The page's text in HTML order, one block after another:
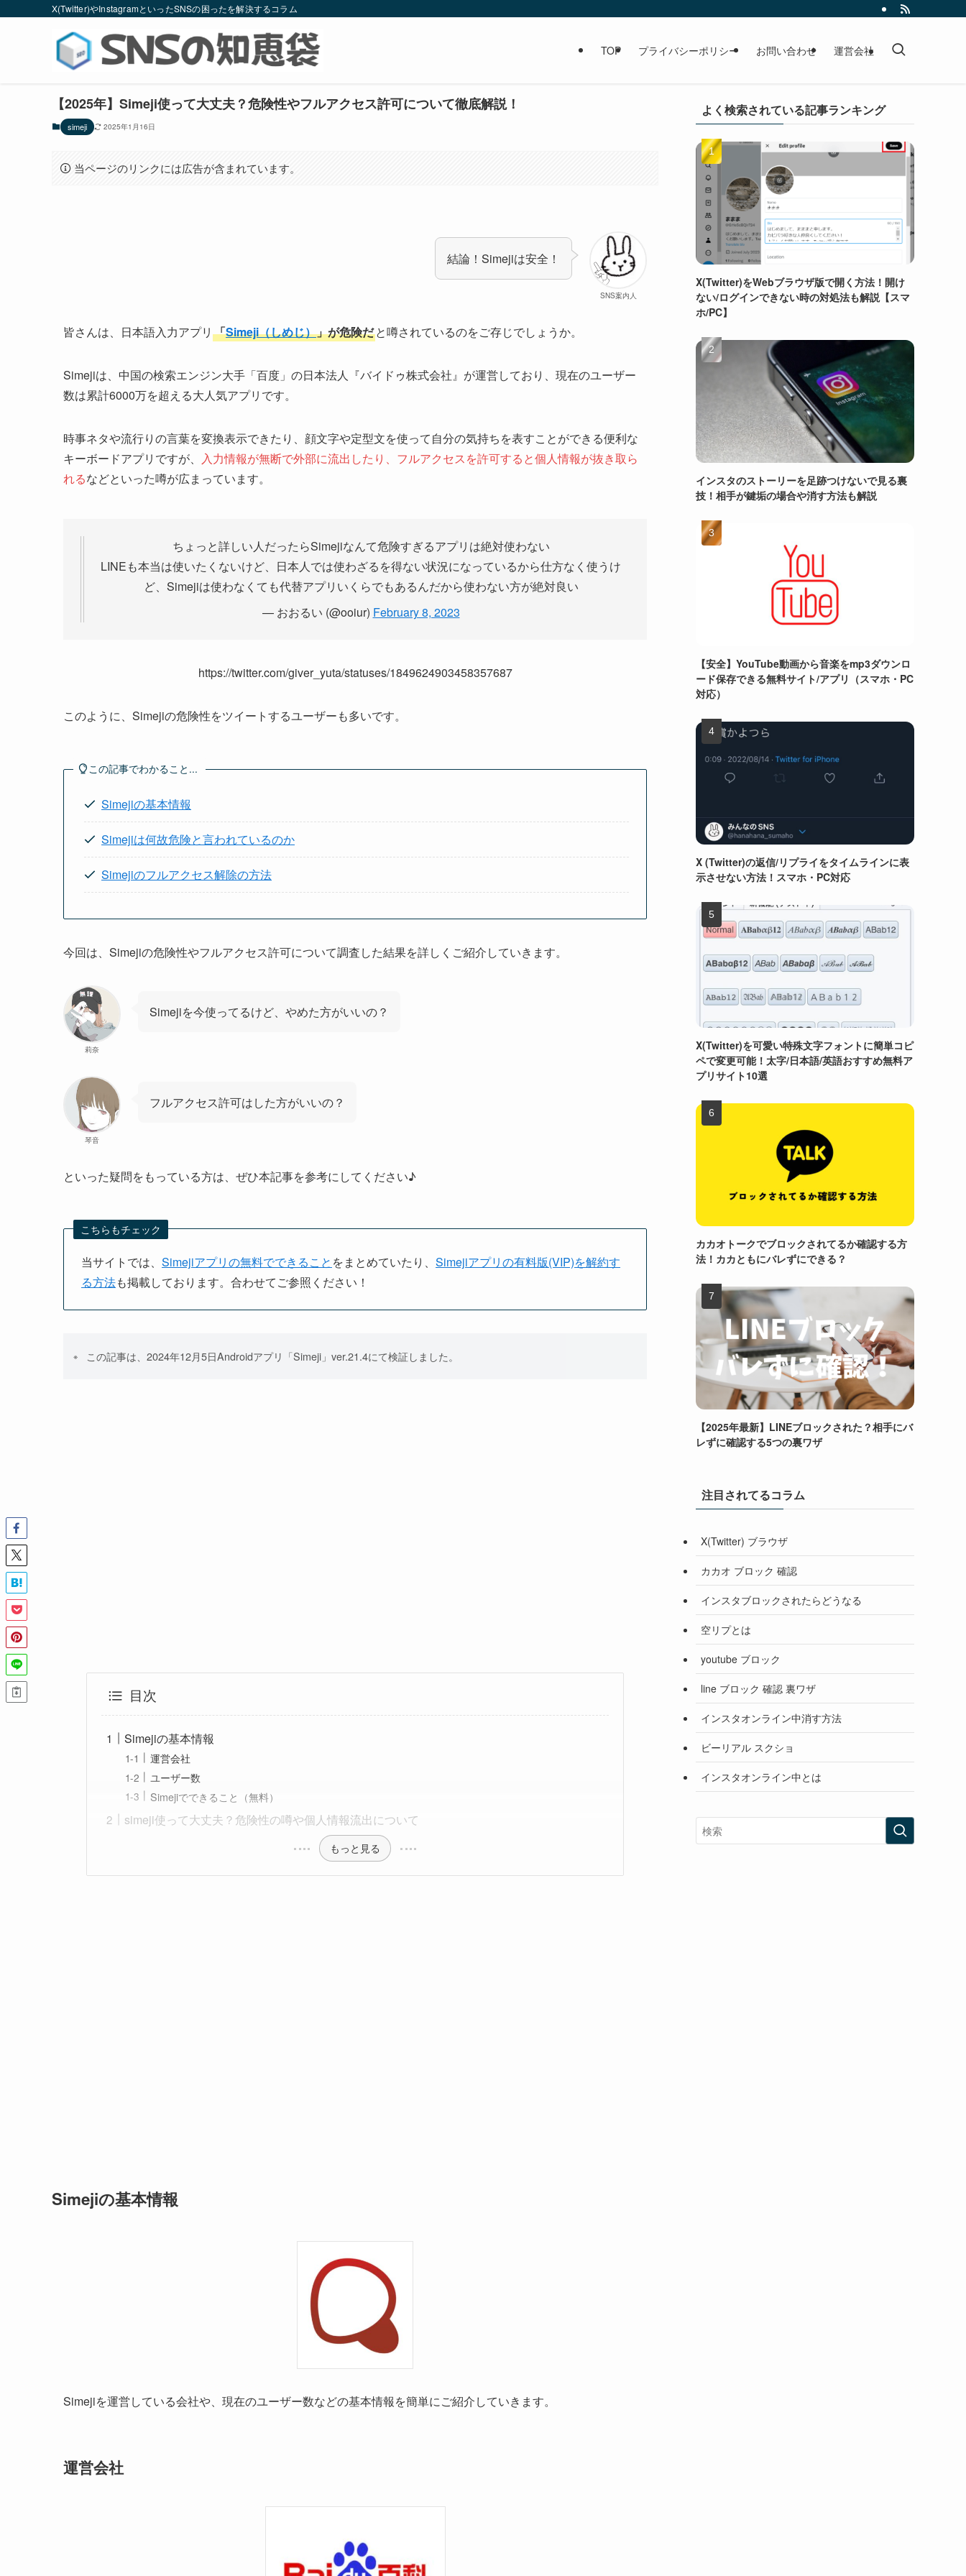
X(Twitter)やInstagramといったSNSの困ったを解決するコラム
TOP プライバシーポリシー お問い合わせ 運営会社
【2025年】Simeji使って大丈夫？危険性やフルアクセス許可について徹底解説！
simeji 2025年1月16日
当ページのリンクには広告が含まれています。
SNS案内人
結論！Simejiは安全！
皆さんは、日本語入力アプリ 「Simeji（しめじ）」が危険だと噂されているのをご存じでしょうか。
Simejiは、中国の検索エンジン大手「百度」の日本法人『バイドゥ株式会社』が運営しており、現在のユーザー
数は累計6000万を超える大人気アプリです。
時事ネタや流行りの言葉を変換表示できたり、顔文字や定型文を使って自分の気持ちを表すことができる便利な
キーボードアプリですが、 入力情報が無断で外部に流出したり、フルアクセスを許可すると個人情報が抜き取ら
れるなどといった噂が広まっています。
ちょっと詳しい人だったらSimejiなんて危険すぎるアプリは絶対使わない
LINEも本当は使いたくないけど、日本人では使わざるを得ない状況になっているから仕方なく使うけ
ど、Simejiは使わなくても代替アプリいくらでもあるんだから使わない方が絶対良い
— おおるい (@ooiur) February 8, 2023
https://twitter.com/giver_yuta/statuses/1849624903458357687
このように、Simejiの危険性をツイートするユーザーも多いです。
この記事でわかること...
Simejiの基本情報
Simejiは何故危険と言われているのか
Simejiのフルアクセス解除の方法
今回は、Simejiの危険性やフルアクセス許可について調査した結果を詳しくご紹介していきます。
莉奈
Simejiを今使ってるけど、やめた方がいいの？
琴音
フルアクセス許可はした方がいいの？
といった疑問をもっている方は、ぜひ本記事を参考にしてください♪
こちらもチェック
当サイトでは、 Simejiアプリの無料でできること をまとめていたり、 Simejiアプリの有料版(VIP)を解約す
る方法 も掲載しております。合わせてご参照ください！
この記事は、2024年12月5日Androidアプリ「Simeji」ver.21.4にて検証しました。
目次
Simejiの基本情報
運営会社
Simejiでできること（無料）
simeji使って大丈夫？危険性の噂や個人情報流出について
もっと見る
Simejiの基本情報
Simejiを運営している会社や、現在のユーザー数などの基本情報を簡単にご紹介していきます。
運営会社
よく検索されている記事ランキング
X(Twitter)をWebブラウザ版で開く方法！開け
ない/ログインできない時の対処法も解説【スマ
ホ/PC】
インスタのストーリーを足跡つけないで見る裏
技！相手が鍵垢の場合や消す方法も解説
【安全】YouTube動画から音楽をmp3ダウンロ
ード保存できる無料サイト/アプリ（スマホ・PC
対応）
X (Twitter)の返信/リプライをタイムラインに表
示させない方法！スマホ・PC対応
X(Twitter)を可愛い特殊文字フォントに簡単コピ
ペで変更可能！太字/日本語/英語おすすめ無料ア
プリサイト10選
カカオトークでブロックされてるか確認する方
法！カカともにバレずにできる？
【2025年最新】LINEブロックされた？相手にバ
レずに確認する5つの裏ワザ
注目されてるコラム
X(Twitter) ブラウザ
カカオ ブロック 確認
インスタブロックされたらどうなる
空リプとは
youtube ブロック
line ブロック 確認 裏ワザ
インスタオンライン中消す方法
ビーリアル スクショ
インスタオンライン中とは